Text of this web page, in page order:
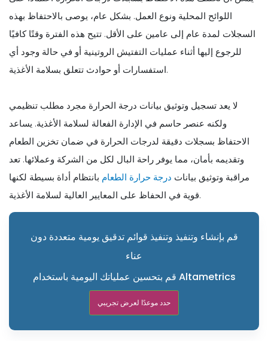
اللوائح المحلية ونوع العمل. بشكل عام، يوصى بالاحتفاظ بهذه
السجلات لمدة عام إلى عامين على الأقل. تتيح هذه الفترة وقتًا كافيًا
للرجوع إليها أثناء عمليات التفتيش الروتينية أو في حالة وجود أي
استفسارات أو حوادث تتعلق بسلامة الأغذية.
لا يعد تسجيل وتوثيق بيانات درجة الحرارة مجرد مطلب تنظيمي
ولكنه عنصر حاسم في الإدارة الفعالة لسلامة الأغذية. يساعد
الاحتفاظ بسجلات دقيقة لدرجات الحرارة في ضمان تخزين الطعام
وتقديمه بأمان، مما يوفر راحة البال لكل من الشركة وعملائها. تعد
مراقبة وتوثيق بيانات درجة حرارة الطعام بانتظام أداة بسيطة لكنها
قوية في الحفاظ على المعايير العالية لسلامة الأغذية.
قم بإنشاء وتنفيذ وتنفيذ قوائم تدقيق يومية متعددة دون
عناء
قم بتحسين عملياتك اليومية باستخدام Altametrics
حدد موعدًا لعرض تجريبي